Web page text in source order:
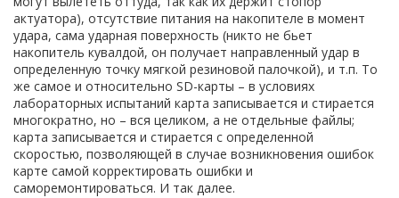
актуатора), отсутствие питания на накопителе в момент
удара, сама ударная поверхность (никто не бьет
накопитель кувалдой, он получает направленный удар в
определенную точку мягкой резиновой палочкой), и т.п. То
же самое и относительно SD-карты – в условиях
лабораторных испытаний карта записывается и стирается
многократно, но – вся целиком, а не отдельные файлы;
карта записывается и стирается с определенной
скоростью, позволяющей в случае возникновения ошибок
карте самой корректировать ошибки и
саморемонтироваться. И так далее.